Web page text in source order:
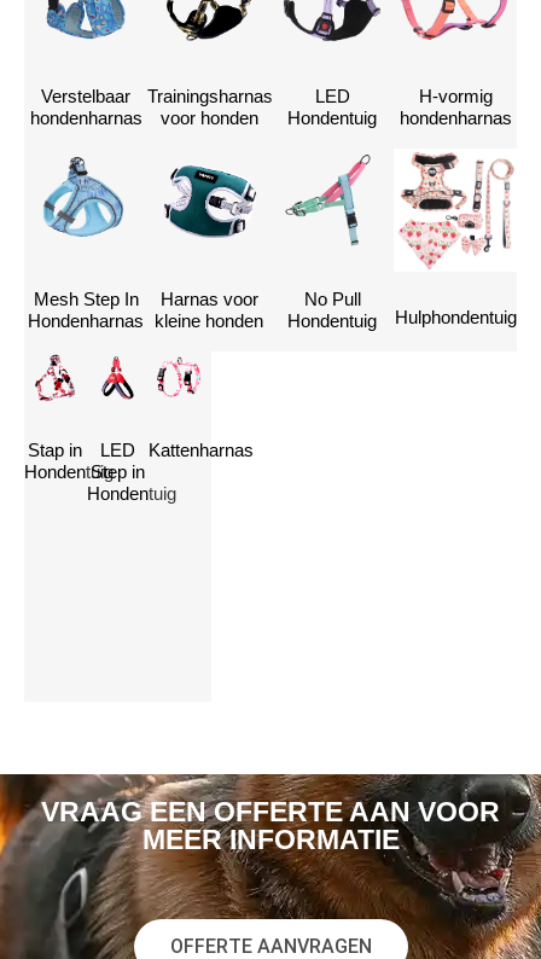
Verstelbaar
hondenharnas
Trainingsharnas
voor honden
LED
Hondentuig
H-vormig
hondenharnas
Mesh Step In
Hondenharnas
Harnas voor
kleine honden
No Pull
Hondentuig
Hulphondentuig
Stap in
Hondentuig
LED
Step in
Hondentuig
Kattenharnas
VRAAG EEN OFFERTE AAN VOOR
MEER INFORMATIE
OFFERTE AANVRAGEN